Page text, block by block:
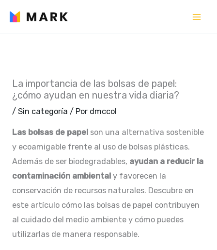
La importancia de las bolsas de papel:
¿cómo ayudan en nuestra vida diaria?
/Sin categoría / Por dmccol
Las bolsas de papel son una alternativa sostenible
y ecoamigable frente al uso de bolsas plásticas.
Además de ser biodegradables, ayudan a reducir la
contaminación ambiental y favorecen la
conservación de recursos naturales. Descubre en
este artículo cómo las bolsas de papel contribuyen
al cuidado del medio ambiente y cómo puedes
utilizarlas de manera responsable.